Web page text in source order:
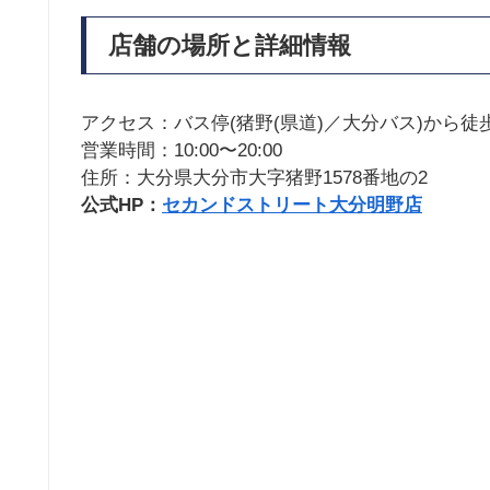
店舗の場所と詳細情報
アクセス：バス停(猪野(県道)／大分バス)から徒
営業時間：10:00〜20:00
住所：大分県大分市大字猪野1578番地の2
公式HP： セカンドストリート大分明野店